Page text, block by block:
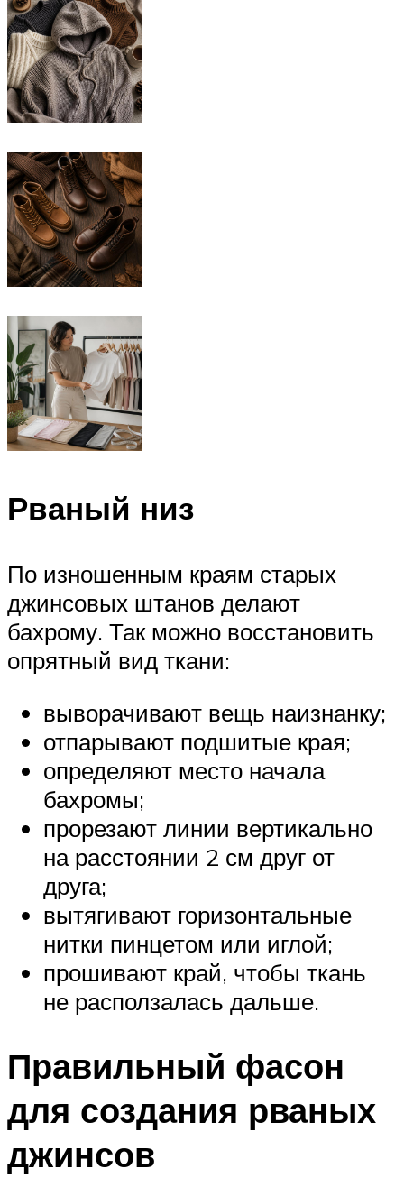
Рваный низ
По изношенным краям старых
джинсовых штанов делают
бахрому. Так можно восстановить
опрятный вид ткани:
выворачивают вещь наизнанку;
отпарывают подшитые края;
определяют место начала
бахромы;
прорезают линии вертикально
на расстоянии 2 см друг от
друга;
вытягивают горизонтальные
нитки пинцетом или иглой;
прошивают край, чтобы ткань
не расползалась дальше.
Правильный фасон
для создания рваных
джинсов